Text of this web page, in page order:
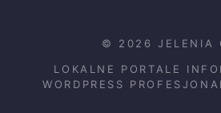
© 2026 JELENIA
LOKALNE PORTALE
WORDPRESS